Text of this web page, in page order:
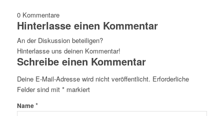
0 Kommentare
Hinterlasse einen Kommentar
An der Diskussion beteiligen?
Hinterlasse uns deinen Kommentar!
Schreibe einen Kommentar
Deine E-Mail-Adresse wird nicht veröffentlicht. Erforderliche
Felder sind mit *markiert
Name*